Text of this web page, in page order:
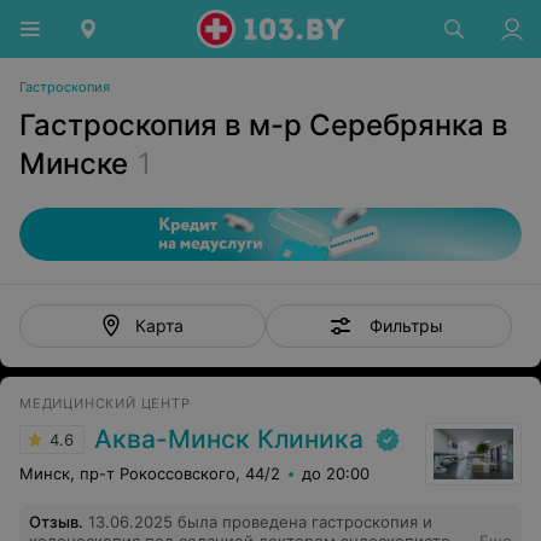
Гастроскопия
Гастроскопия в м-р Серебрянка в
Минске 1
Карта Фильтры
МЕДИЦИНСКИЙ ЦЕНТР
4.6 Аква-Минск Клиника
Минск, пр-т Рокоссовского, 44/2 до 20:00
Отзыв. 13.06.2025 была проведена гастроскопия и